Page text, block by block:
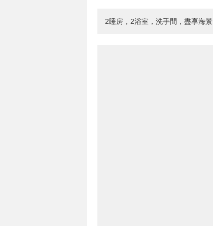
2睡房，2浴室，洗手間，盡享海景